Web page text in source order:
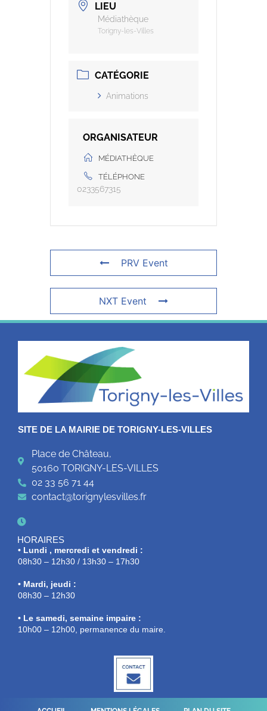
LIEU
Médiathèque
Torigny-les-Villes
CATÉGORIE
Animations
ORGANISATEUR
MÉDIATHÈQUE
TÉLÉPHONE
0233567315
PRV Event
NXT Event
SITE DE LA MAIRIE DE TORIGNY-LES-VILLES
Place de Château,
50160 TORIGNY-LES-VILLES
02 33 56 71 44
contact@torignylesvilles.fr
HORAIRES
• Lundi , mercredi et vendredi :
08h30 – 12h30 / 13h30 – 17h30
• Mardi, jeudi :
08h30 – 12h30
• Le samedi, semaine impaire :
10h00 – 12h00, permanence du maire.